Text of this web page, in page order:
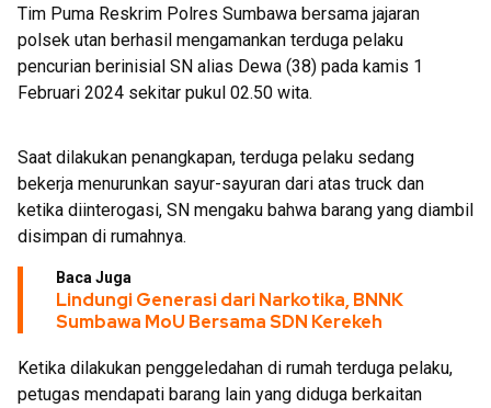
Tim Puma Reskrim Polres Sumbawa bersama jajaran
polsek utan berhasil mengamankan terduga pelaku
pencurian berinisial SN alias Dewa (38) pada kamis 1
Februari 2024 sekitar pukul 02.50 wita.
Saat dilakukan penangkapan, terduga pelaku sedang
bekerja menurunkan sayur-sayuran dari atas truck dan
ketika diinterogasi, SN mengaku bahwa barang yang diambil
disimpan di rumahnya.
Baca Juga
Lindungi Generasi dari Narkotika, BNNK
Sumbawa MoU Bersama SDN Kerekeh
Ketika dilakukan penggeledahan di rumah terduga pelaku,
petugas mendapati barang lain yang diduga berkaitan